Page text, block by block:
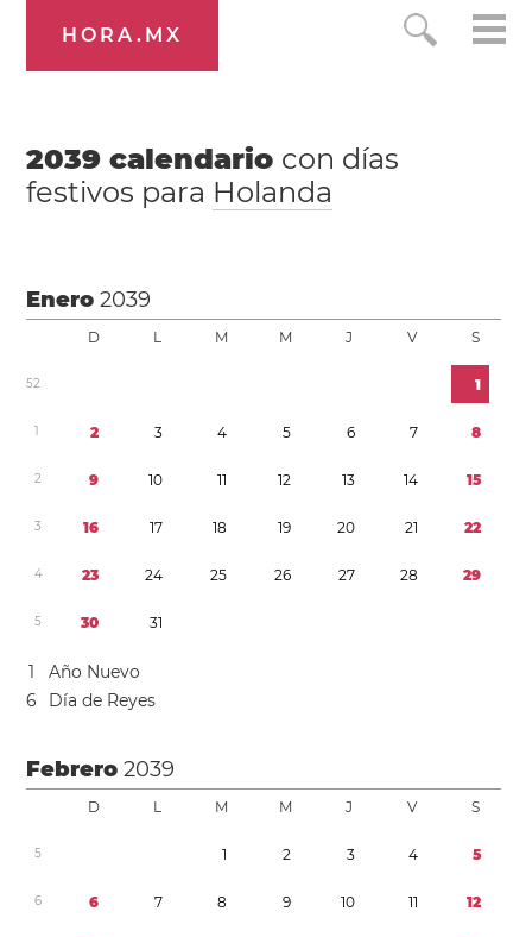
HORA.MX
2039 calendario con días
festivos para Holanda
Enero2039
D L M M J V S
52 1
1 2 3 4 5 6 7 8
2 9 10 11 12 13 14 15
3 16 17 18 19 20 21 22
4 23 24 25 26 27 28 29
5 30 31
1
Año Nuevo
6
Día de Reyes
Febrero2039
D L M M J V S
5 1 2 3 4 5
6 6 7 8 9 10 11 12